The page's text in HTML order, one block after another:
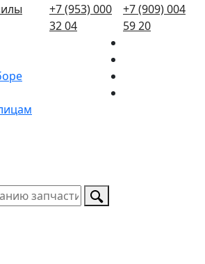
+7 (953) 000
32 04
+7 (909) 004
59 20